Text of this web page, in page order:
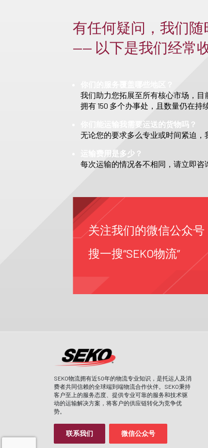
有任何疑问，我们
—— 以下是我们经常
我们助力您拓展至所有核心市场，目
拥有 150 多个办事处，且数量仍在持
你们能运输我需要运送的货物吗？
无论您的要求多么专业或时间紧迫，
运输费用是多少？
每次运输的情况各不相同，请立即咨
关注我们的微信公众号
搜一搜“SEKO物流”
SEKO物流拥有近50年的物流专业知识，是托运人及消
费者共同信赖的全球端到端物流合作伙伴。SEKO秉持
客户至上的服务态度、提供专业可靠的服务和技术驱
动的运输解决方案，将客户的供应链转化为竞争优
势。
联系我们 微信公众号